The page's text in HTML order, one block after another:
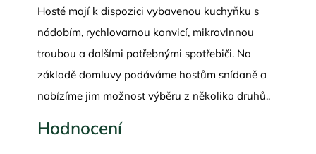
Hosté mají k dispozici vybavenou kuchyňku s
nádobím, rychlovarnou konvicí, mikrovlnnou
troubou a dalšími potřebnými spotřebiči. Na
základě domluvy podáváme hostům snídaně a
nabízíme jim možnost výběru z několika druhů..
Hodnocení